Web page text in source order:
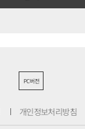
PC버전
개인정보처리방침